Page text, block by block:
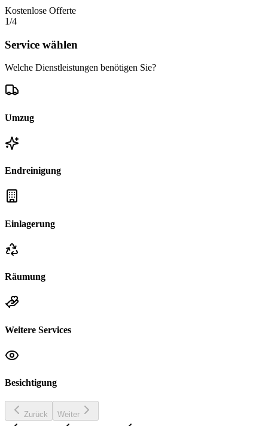
Kostenlose Offerte
1/4
Service wählen
Welche Dienstleistungen benötigen Sie?
Umzug
Endreinigung
Einlagerung
Räumung
Weitere Services
Besichtigung
Zurück Weiter